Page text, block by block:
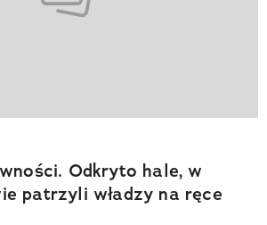
Odkryto hale, w
patrzyli władzy na ręce